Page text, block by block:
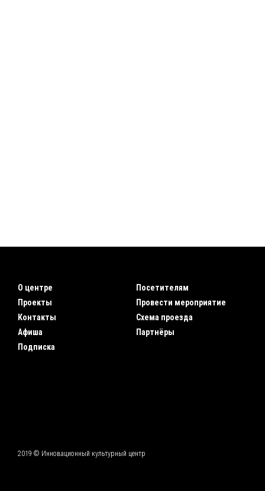
О центре
Проекты
Контакты
Афиша
Подписка
Посетителям
Провести мероприятие
Схема проезда
Партнёры
2019 © Инновационный культурный центр